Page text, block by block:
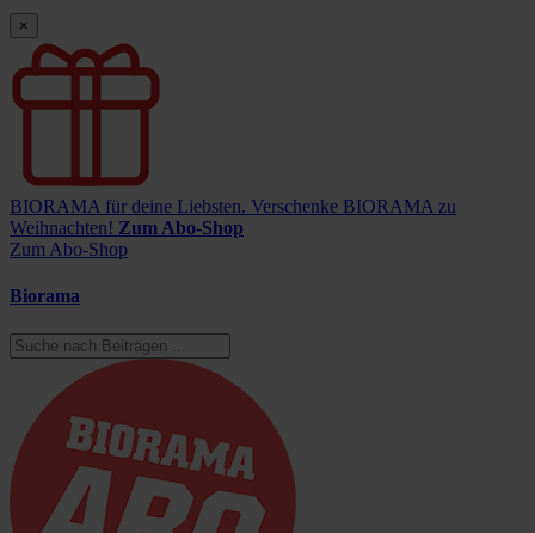
×
BIORAMA für deine Liebsten. Verschenke BIORAMA zu
Weihnachten! Zum Abo-Shop
Zum Abo-Shop
Biorama